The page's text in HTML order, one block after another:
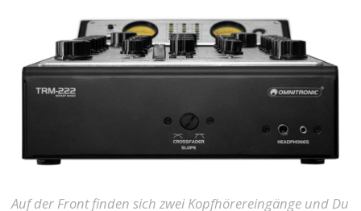
Auf der Front finden sich zwei Kopfhörereingänge und Du